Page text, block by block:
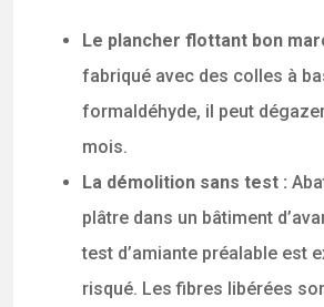
Le plancher flottant bon
fabriqué avec des colles à
formaldéhyde, il peut
mois.
La démolition sans test :
plâtre dans un bâtiment
test d’amiante préalable est
risqué. Les fibres libérées